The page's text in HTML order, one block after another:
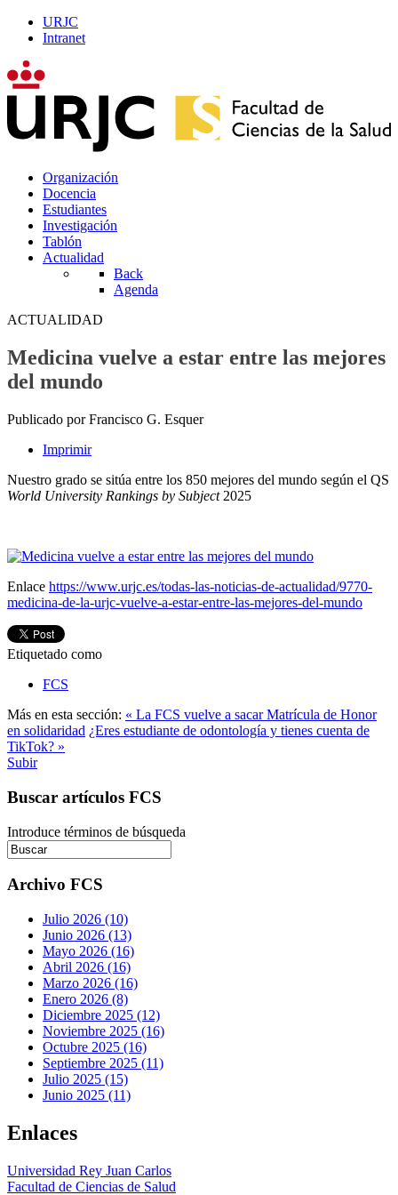
URJC
Intranet
Organización
Docencia
Estudiantes
Investigación
Tablón
Actualidad
Back
Agenda
ACTUALIDAD
Medicina vuelve a estar entre las mejores
del mundo
Publicado por Francisco G. Esquer
Imprimir
Nuestro grado se sitúa entre los 850 mejores del mundo según el QS
World University Rankings by Subject2025
Enlace https://www.urjc.es/todas-las-noticias-de-actualidad/9770-
medicina-de-la-urjc-vuelve-a-estar-entre-las-mejores-del-mundo
Etiquetado como
FCS
Más en esta sección: « La FCS vuelve a sacar Matrícula de Honor
en solidaridad ¿Eres estudiante de odontología y tienes cuenta de
TikTok? »
Subir
Buscar artículos FCS
Introduce términos de búsqueda
Archivo FCS
Julio 2026 (10)
Junio 2026 (13)
Mayo 2026 (16)
Abril 2026 (16)
Marzo 2026 (16)
Enero 2026 (8)
Diciembre 2025 (12)
Noviembre 2025 (16)
Octubre 2025 (16)
Septiembre 2025 (11)
Julio 2025 (15)
Junio 2025 (11)
Enlaces
Universidad Rey Juan Carlos
Facultad de Ciencias de Salud